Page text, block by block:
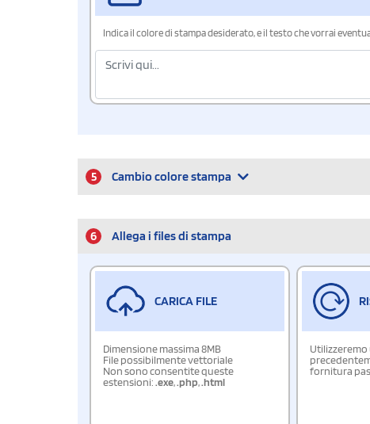
Indica il colore di stampa desiderato, e il testo che vorrai
5 Cambio colore stampa
6 Allega i files di stampa
CARICA FILE
Dimensione massima 8MB
File possibilmente vettoriale
Non sono consentite queste
estensioni:.exe,.php,.html
fornitura